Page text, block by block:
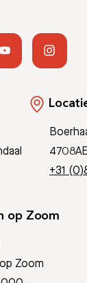
+31
op Zoom
Zoom